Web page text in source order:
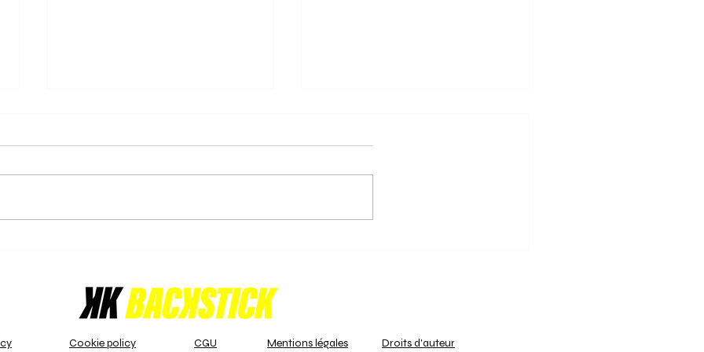
Nat. 3 B!
beslissende prestaties geleverd
offs wordt intenser!
VHL/LFH 1 A gevochten om hun
Cookie policy CGU Mentions légales Droits d'auteur